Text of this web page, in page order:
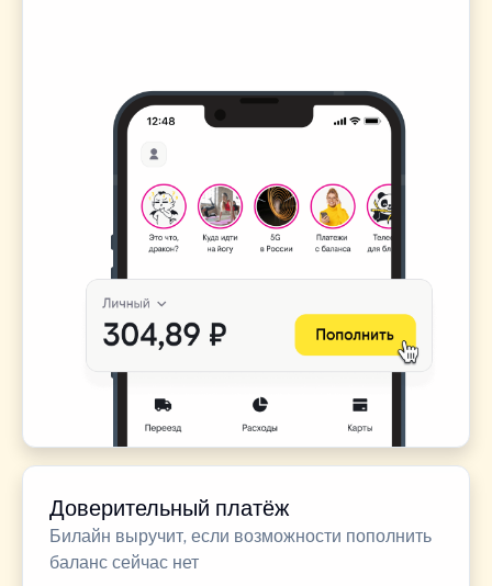
Доверительный платёж
Билайн выручит, если возможности пополнить
баланс сейчас нет